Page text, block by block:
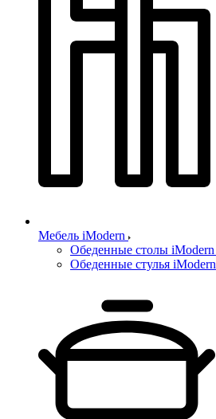
Мебель iModern
Обеденные столы iModern
Обеденные стулья iModern